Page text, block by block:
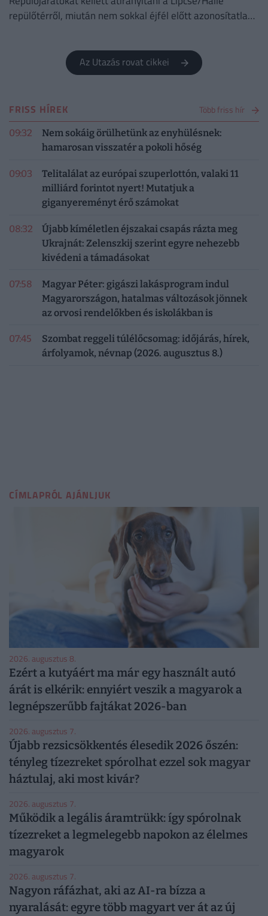
repülőtérről, miután nem sokkal éjfél előtt azonosítatlan
Az Utazás rovat cikkei
FRISS HÍREK Több friss hír
09:32
Nem sokáig örülhetünk az enyhülésnek:
hamarosan visszatér a pokoli hőség
09:03
Telitalálat az európai szuperlottón, valaki 11
milliárd forintot nyert! Mutatjuk a
giganyereményt érő számokat
08:32
Újabb kíméletlen éjszakai csapás rázta meg
Ukrajnát: Zelenszkij szerint egyre nehezebb
kivédeni a támadásokat
07:58
Magyar Péter: gigászi lakásprogram indul
Magyarországon, hatalmas változások jönnek
az orvosi rendelőkben és iskolákban is
07:45
Szombat reggeli túlélőcsomag: időjárás, hírek,
árfolyamok, névnap (2026. augusztus 8.)
CÍMLAPRÓL AJÁNLJUK
2026. augusztus 8.
Ezért a kutyáért ma már egy használt autó
árát is elkérik: ennyiért veszik a magyarok a
legnépszerűbb fajtákat 2026-ban
2026. augusztus 7.
Újabb rezsicsökkentés élesedik 2026 őszén:
tényleg tízezreket spórolhat ezzel sok magyar
háztulaj, aki most kivár?
2026. augusztus 7.
Működik a legális áramtrükk: így spórolnak
tízezreket a legmelegebb napokon az élelmes
magyarok
2026. augusztus 7.
Nagyon ráfázhat, aki az AI-ra bízza a
nyaralását: egyre több magyart ver át az új